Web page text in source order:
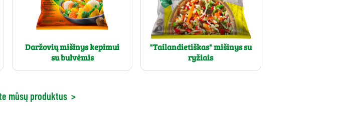
Daržovių mišinys kepimui
su bulvėmis
"Tailandietiškas" mišinys su
ryžiais
mūsų produktus >